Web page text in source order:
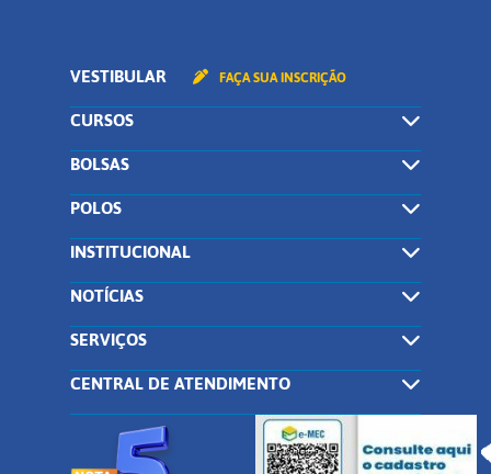
VESTIBULAR FAÇA SUA INSCRIÇÃO
CURSOS
BOLSAS
POLOS
INSTITUCIONAL
NOTÍCIAS
SERVIÇOS
CENTRAL DE ATENDIMENTO